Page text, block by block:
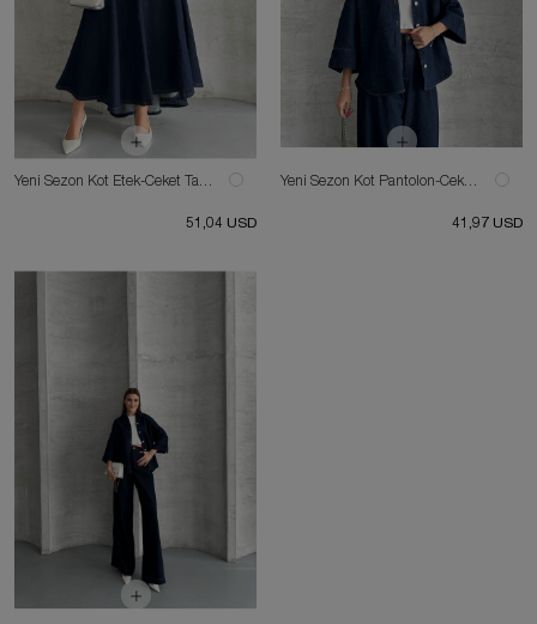
Yeni Sezon Kot Etek-Ceket Takım
51,04 USD
Yeni Sezon Kot Pantolon-Ceket Takım
41,97 USD